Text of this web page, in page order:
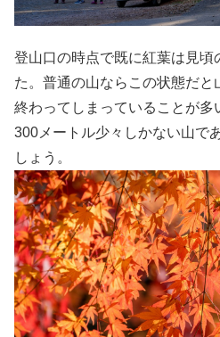
登山口の時点で既に紅葉は見頃
た。普通の山ならこの状態だ
終わってしまっていることが多
300メートル少々しかない山で
しょう。